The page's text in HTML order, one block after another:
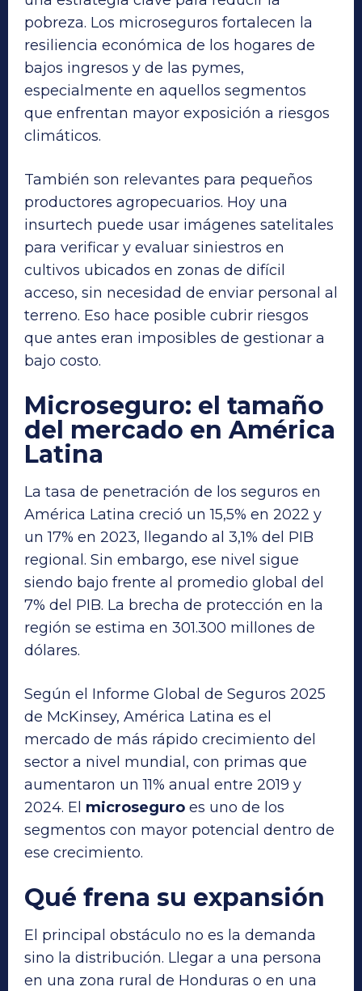
pobreza. Los microseguros fortalecen la
resiliencia económica de los hogares de
bajos ingresos y de las pymes,
especialmente en aquellos segmentos
que enfrentan mayor exposición a riesgos
climáticos.
También son relevantes para pequeños
productores agropecuarios. Hoy una
insurtech puede usar imágenes satelitales
para verificar y evaluar siniestros en
cultivos ubicados en zonas de difícil
acceso, sin necesidad de enviar personal al
terreno. Eso hace posible cubrir riesgos
que antes eran imposibles de gestionar a
bajo costo.
Microseguro: el tamaño
del mercado en América
Latina
La tasa de penetración de los seguros en
América Latina creció un 15,5% en 2022 y
un 17% en 2023, llegando al 3,1% del PIB
regional. Sin embargo, ese nivel sigue
siendo bajo frente al promedio global del
7% del PIB. La brecha de protección en la
región se estima en 301.300 millones de
dólares.
Según el Informe Global de Seguros 2025
de McKinsey, América Latina es el
mercado de más rápido crecimiento del
sector a nivel mundial, con primas que
aumentaron un 11% anual entre 2019 y
2024. El microseguro es uno de los
segmentos con mayor potencial dentro de
ese crecimiento.
Qué frena su expansión
El principal obstáculo no es la demanda
sino la distribución. Llegar a una persona
en una zona rural de Honduras o en una